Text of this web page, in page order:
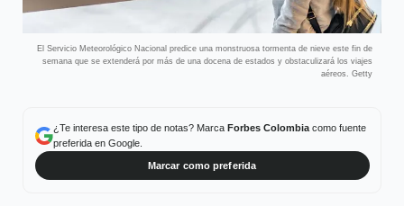
El Servicio Meteorológico Nacional predice una monstruosa tormenta de nieve este fin de
semana que se extenderá por más de una docena de estados y obstaculizará los viajes
aéreos. Getty
¿Te interesa este tipo de notas? Marca Forbes Colombiacomo fuente
preferida en Google.
Marcar como preferida